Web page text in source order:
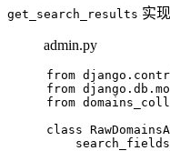
get_search_results 实现
admin.py
from
from
from
class